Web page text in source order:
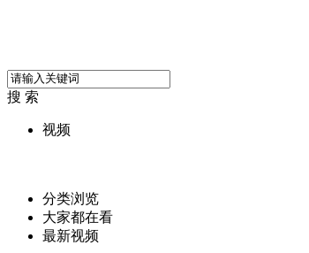
搜 索
视频
分类浏览
大家都在看
最新视频